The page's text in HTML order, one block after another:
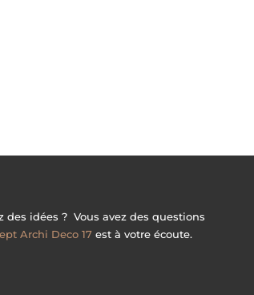
des idées ? Vous avez des questions
Archi Deco 17 est à votre écoute.